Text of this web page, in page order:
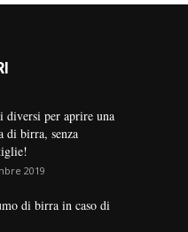
diversi per aprire una
di birra, senza
2019
di birra in caso di